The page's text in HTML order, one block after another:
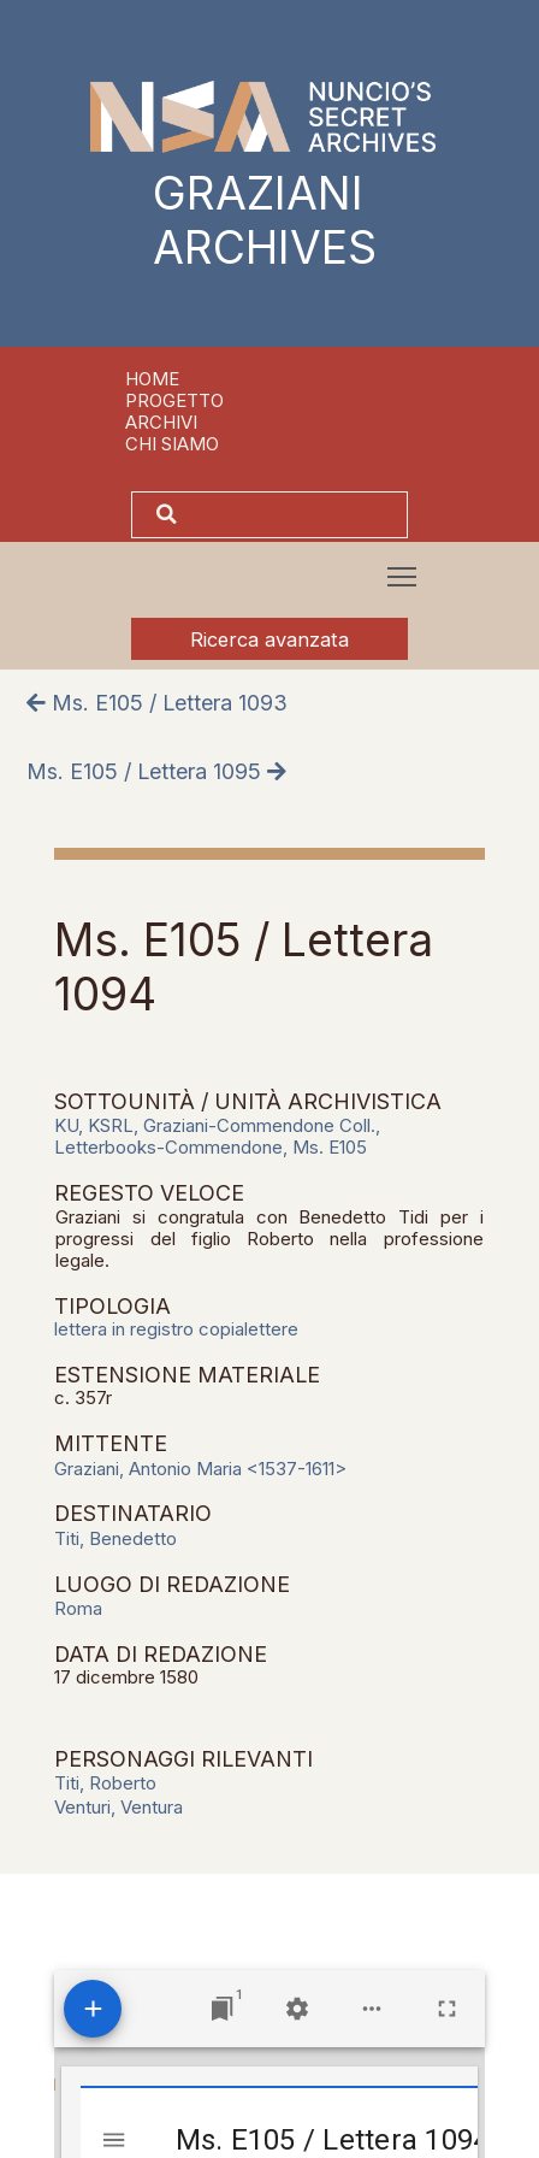
GRAZIANI
ARCHIVES
HOME
PROGETTO
ARCHIVI
CHI SIAMO
Ricerca avanzata
Ms. E105 / Lettera 1093
Ms. E105 / Lettera 1095
Ms. E105 / Lettera
1094
SOTTOUNITÀ / UNITÀ ARCHIVISTICA
KU, KSRL, Graziani-Commendone Coll.,
Letterbooks-Commendone, Ms. E105
REGESTO VELOCE
Graziani si congratula con Benedetto Tidi per i
progressi del figlio Roberto nella professione
legale.
TIPOLOGIA
lettera in registro copialettere
ESTENSIONE MATERIALE
c. 357r
MITTENTE
Graziani, Antonio Maria <1537-1611>
DESTINATARIO
Titi, Benedetto
LUOGO DI REDAZIONE
Roma
DATA DI REDAZIONE
17 dicembre 1580
PERSONAGGI RILEVANTI
Titi, Roberto
Venturi, Ventura
1
Visualizzatore
Ms. E105 / Lettera 1094
Ms. E105 / Lettera 1094